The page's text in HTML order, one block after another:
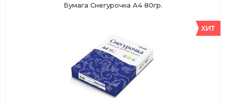
Бумага Снегурочка А4 80гр.